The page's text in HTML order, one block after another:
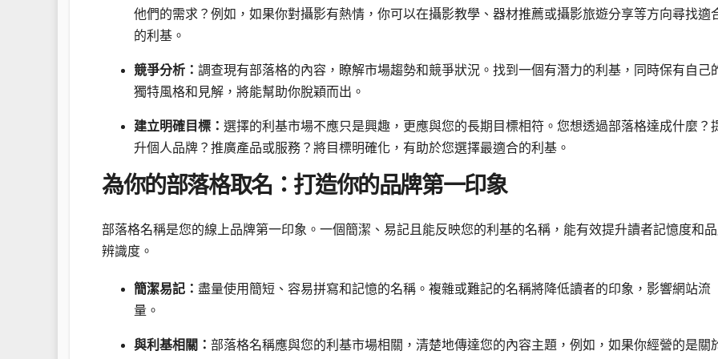
他們的需求？例如，如果你對攝影有熱情，你可以在攝影教學、器材推薦或攝影旅遊分享等方向尋找適
的利基。
競爭分析： 調查現有部落格的內容，瞭解市場趨勢和競爭狀況。找到一個有潛力的利基，同時保有自己
獨特風格和見解，將能幫助你脫穎而出。
建立明確目標： 選擇的利基市場不應只是興趣，更應與您的長期目標相符。您想透過部落格達成什麼？
升個人品牌？推廣產品或服務？將目標明確化，有助於您選擇最適合的利基。
為你的部落格取名：打造你的品牌第一印象
部落格名稱是您的線上品牌第一印象。一個簡潔、易記且能反映您的利基的名稱，能有效提升讀者記憶度和
辨識度。
簡潔易記： 盡量使用簡短、容易拼寫和記憶的名稱。複雜或難記的名稱將降低讀者的印象，影響網站流
量。
與利基相關： 部落格名稱應與您的利基市場相關，清楚地傳達您的內容主題，例如，如果你經營的是關